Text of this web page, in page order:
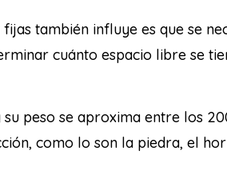
también influye es que se
cuánto espacio libre se
peso se aproxima entre los
como lo son la piedra, el